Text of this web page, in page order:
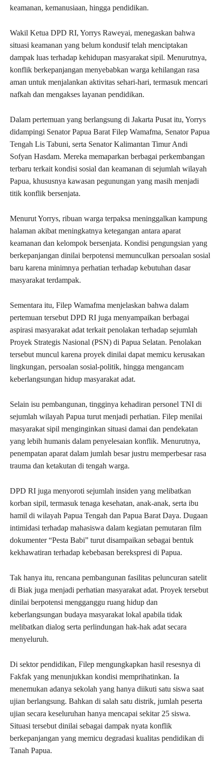
keamanan, kemanusiaan, hingga pendidikan.
Wakil Ketua DPD RI, Yorrys Raweyai, menegaskan bahwa
situasi keamanan yang belum kondusif telah menciptakan
dampak luas terhadap kehidupan masyarakat sipil. Menurutnya,
konflik berkepanjangan menyebabkan warga kehilangan rasa
aman untuk menjalankan aktivitas sehari-hari, termasuk mencari
nafkah dan mengakses layanan pendidikan.
Dalam pertemuan yang berlangsung di Jakarta Pusat itu, Yorrys
didampingi Senator Papua Barat Filep Wamafma, Senator Papua
Tengah Lis Tabuni, serta Senator Kalimantan TimurAndi
Sofyan Hasdam. Mereka memaparkan berbagai perkembangan
terbaru terkait kondisi sosial dan keamanan di sejumlah wilayah
Papua, khususnya kawasan pegunungan yang masih menjadi
titik konflik bersenjata.
Menurut Yorrys, ribuan warga terpaksa meninggalkan kampung
halaman akibat meningkatnya ketegangan antara aparat
keamanan dan kelompok bersenjata. Kondisi pengungsian yang
berkepanjangan dinilai berpotensi memunculkan persoalan sosial
baru karena minimnya perhatian terhadap kebutuhan dasar
masyarakat terdampak.
Sementara itu, Filep Wamafma menjelaskan bahwa dalam
pertemuan tersebut DPD RI juga menyampaikan berbagai
aspirasi masyarakat adat terkait penolakan terhadap sejumlah
Proyek Strategis Nasional (PSN) di Papua Selatan. Penolakan
tersebut muncul karena proyek dinilai dapat memicu kerusakan
lingkungan, persoalan sosial-politik, hingga mengancam
keberlangsungan hidup masyarakat adat.
Selain isu pembangunan, tingginya kehadiran personel TNI di
sejumlah wilayah Papua turut menjadi perhatian. Filep menilai
masyarakat sipil menginginkan situasi damai dan pendekatan
yang lebih humanis dalam penyelesaian konflik. Menurutnya,
penempatan aparat dalam jumlah besar justru memperbesar rasa
trauma dan ketakutan di tengah warga.
DPD RI juga menyoroti sejumlah insiden yang melibatkan
korban sipil, termasuk tenaga kesehatan, anak-anak, serta ibu
hamil di wilayah Papua Tengah dan Papua Barat Daya. Dugaan
intimidasi terhadap mahasiswa dalam kegiatan pemutaran film
dokumenter “Pesta Babi” turut disampaikan sebagai bentuk
kekhawatiran terhadap kebebasan berekspresi di Papua.
Tak hanya itu, rencana pembangunan fasilitas peluncuran satelit
di Biak juga menjadi perhatian masyarakat adat. Proyek tersebut
dinilai berpotensi mengganggu ruang hidup dan
keberlangsungan budaya masyarakat lokal apabila tidak
melibatkan dialog serta perlindungan hak-hak adat secara
menyeluruh.
Di sektor pendidikan, Filep mengungkapkan hasil resesnya di
Fakfak yang menunjukkan kondisi memprihatinkan. Ia
menemukan adanya sekolah yang hanya diikuti satu siswa saat
ujian berlangsung. Bahkan di salah satu distrik, jumlah peserta
ujian secara keseluruhan hanya mencapai sekitar 25 siswa.
Situasi tersebut dinilai sebagai dampak nyata konflik
berkepanjangan yang memicu degradasi kualitas pendidikan di
Tanah Papua.